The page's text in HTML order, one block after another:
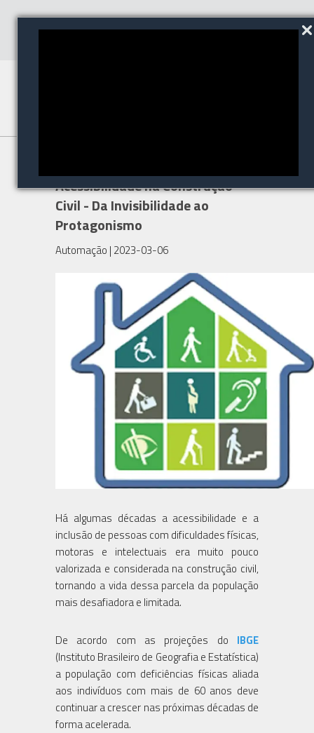
Acessibilidade na Construção
Civil - Da Invisibilidade ao
Protagonismo
Automação | 2023-03-06
Há algumas décadas a acessibilidade e a
inclusão de pessoas com dificuldades físicas,
motoras e intelectuais era muito pouco
valorizada e considerada na construção civil,
tornando a vida dessa parcela da população
mais desafiadora e limitada.
De acordo com as projeções do IBGE
(Instituto Brasileiro de Geografia e Estatística)
a população com deficiências físicas aliada
aos indivíduos com mais de 60 anos deve
continuar a crescer nas próximas décadas de
forma acelerada.